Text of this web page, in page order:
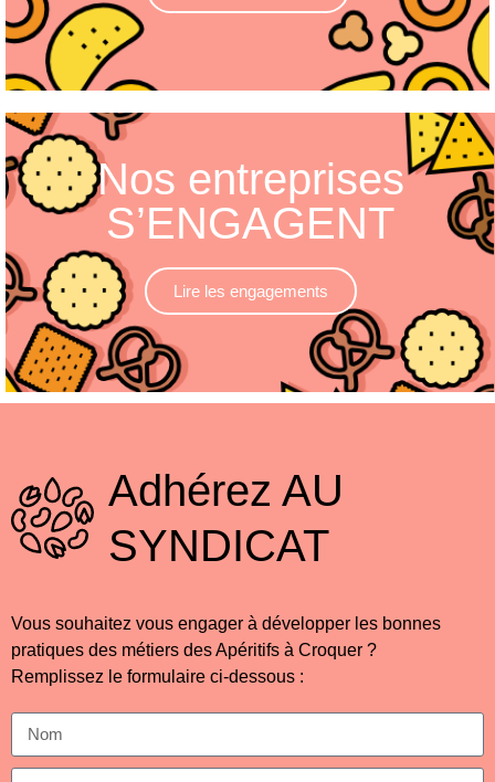
Nos entreprises
S’ENGAGENT
Lire les engagements
Adhérez AU
SYNDICAT
Vous souhaitez vous engager à développer les bonnes
pratiques des métiers des Apéritifs à Croquer ?
Remplissez le formulaire ci-dessous :